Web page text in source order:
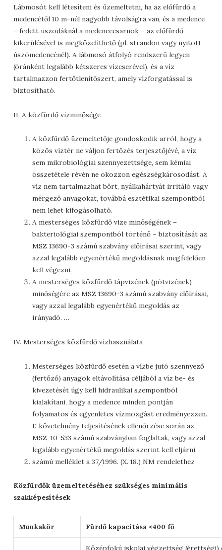
Lábmosót kell létesíteni és üzemeltetni, ha az előfürdő a
medencétől 10 m-nél nagyobb távolságra van, és a medence
– fedett uszodáknál a medencecsarnok – az előfürdő
kikerülésével is megközelíthető (pl. strandon vagy nyitott
úszómedencénél). A lábmosó átfolyó rendszerű legyen
(óránként legalább kétszeres vízcserével), és a víz
tartalmazzon fertőtlenítőszert, amely vízforgatással is
biztosítható.
II. A közfürdő vízminősége
A közfürdő üzemeltetője gondoskodik arról, hogy a
közös víztér ne váljon fertőzés terjesztőjévé, a víz
sem mikrobiológiai szennyezettsége, sem kémiai
összetétele révén ne okozzon egészségkárosodást. A
víz nem tartalmazhat bőrt, nyálkahártyát irritáló vagy
mérgező anyagokat, továbbá esztétikai szempontból
nem lehet kifogásolható.
A mesterséges közfürdő vize minőségének –
bakteriológiai szempontból történő – biztosítását az
MSZ 13690-3 számú szabvány előírásai szerint, vagy
azzal legalább egyenértékű megoldásnak megfelelően
kell végezni.
A mesterséges közfürdő tápvizének (pótvizének)
minőségére az MSZ 13690-3 számú szabvány előírásai,
vagy azzal legalább egyenértékű megoldás az
irányadó. …
IV. Mesterséges közfürdő vízhasználata
Mesterséges közfürdő esetén a vízbe jutó szennyező
(fertőző) anyagok eltávolítása céljából a víz be- és
kivezetését úgy kell hidraulikai szempontból
kialakítani, hogy a medence minden pontján
folyamatos és egyenletes vízmozgást eredményezzen.
E követelmény teljesítésének ellenőrzése során az
MSZ-10-533 számú szabványban foglaltak, vagy azzal
legalább egyenértékű megoldás szerint kell eljárni.
számú melléklet a 37/1996. (X. 18.) NM rendelethez
Közfürdők üzemeltetéséhez szükséges minimális
szakképesítések
Munkakör Fürdő kapacitása <400 fő
Középfokú iskolai végzettség (érettségi)